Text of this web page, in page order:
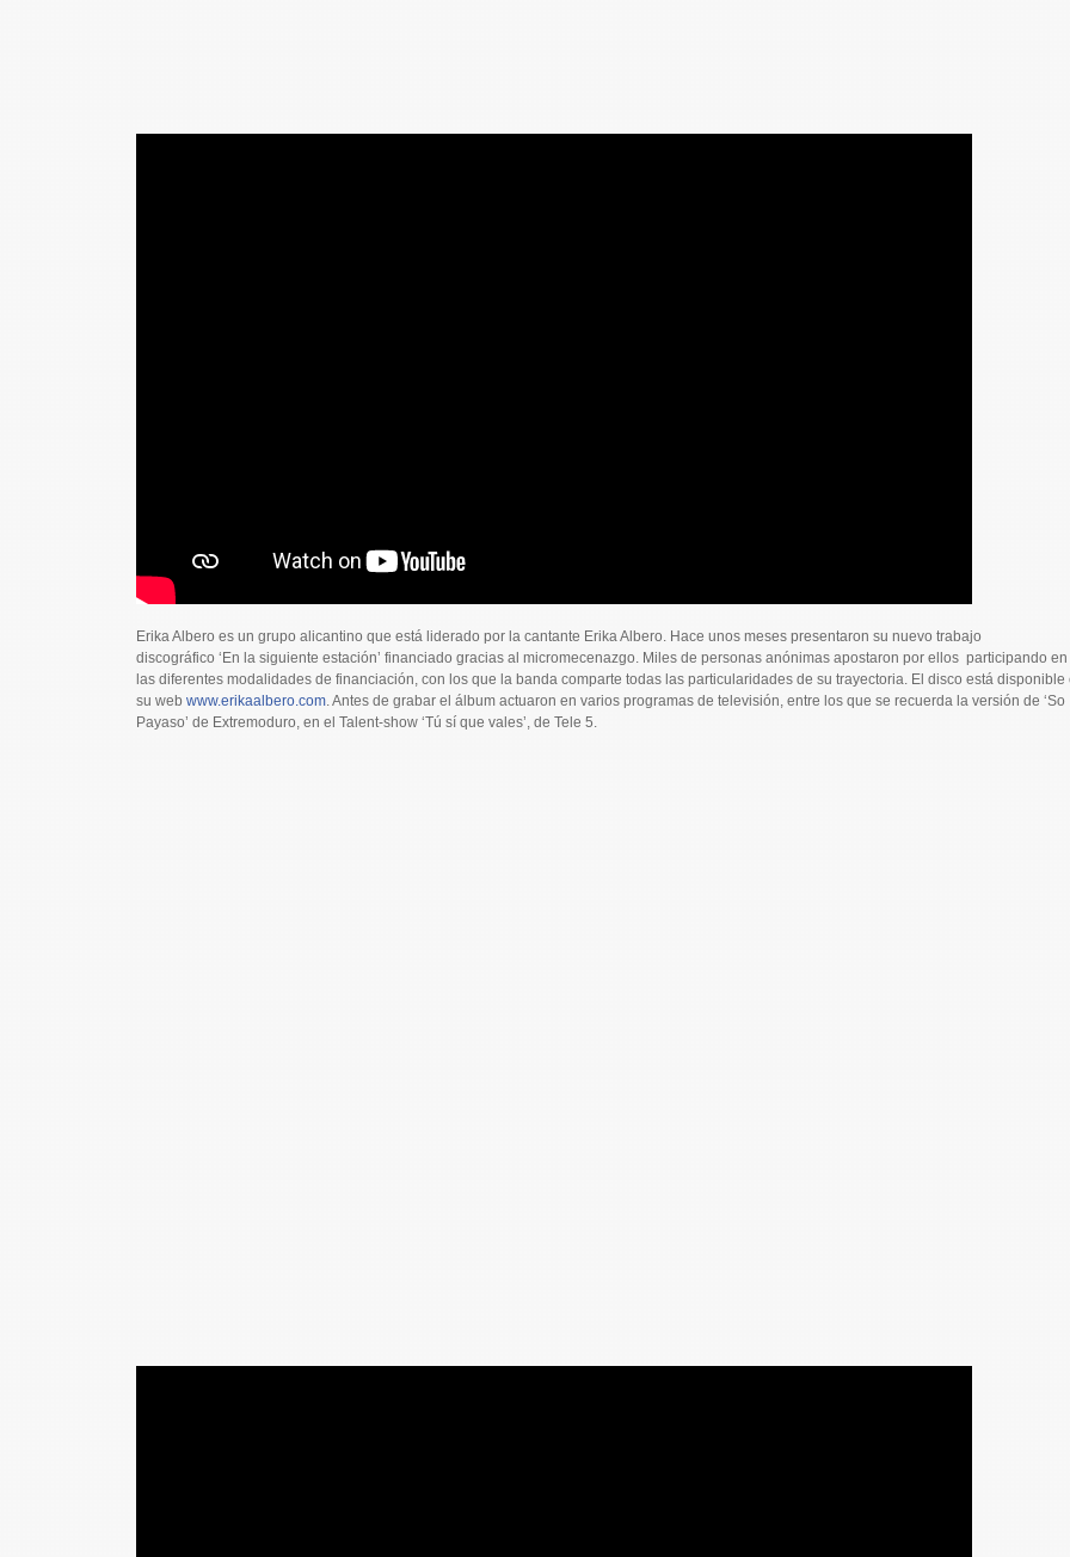
Erika Albero es un grupo alicantino que está liderado por la cantante Erika Albero. Hace unos meses presentaron su nuevo trabajo
discográfico ‘En la siguiente estación’ financiado gracias al micromecenazgo. Miles de personas anónimas apostaron por ellos participando en
las diferentes modalidades de financiación, con los que la banda comparte todas las particularidades de su trayectoria. El disco está disponible
su web www.erikaalbero.com. Antes de grabar el álbum actuaron en varios programas de televisión, entre los que se recuerda la versión de ‘So
Payaso’ de Extremoduro, en el Talent-show ‘Tú sí que vales’, de Tele 5.